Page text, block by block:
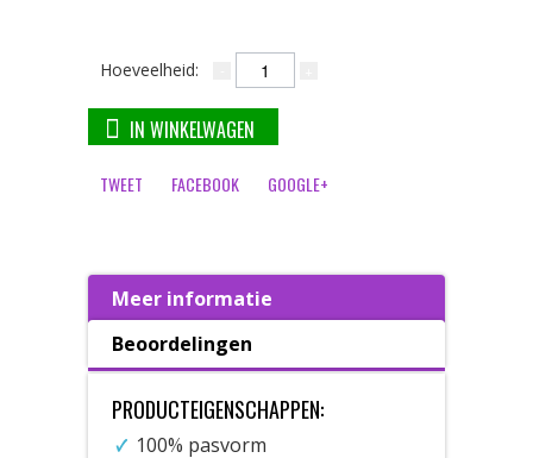
Hoeveelheid:
IN WINKELWAGEN
TWEET FACEBOOK GOOGLE+
Meer informatie
Beoordelingen
PRODUCTEIGENSCHAPPEN:
100% pasvorm